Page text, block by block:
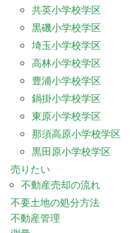
共英小学校学区
黒磯小学校学区
埼玉小学校学区
高林小学校学区
豊浦小学校学区
鍋掛小学校学区
東原小学校学区
那須高原小学校学区
黒田原小学校学区
売りたい
不動産売却の流れ
不要土地の処分方法
不動産管理